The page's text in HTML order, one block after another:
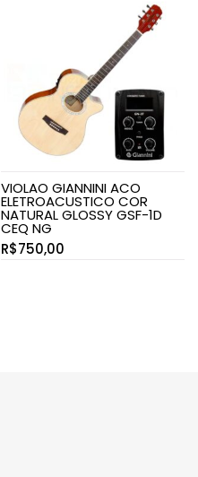
VIOLAO GIANNINI ACO
ELETROACUSTICO COR
NATURAL GLOSSY GSF-1D
CEQ NG
R$750,00